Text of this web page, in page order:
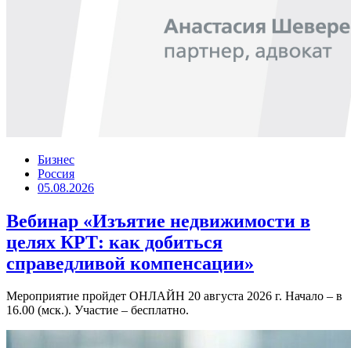
Бизнес
Россия
05.08.2026
Вебинар «Изъятие недвижимости в
целях КРТ: как добиться
справедливой компенсации»
Мероприятие пройдет ОНЛАЙН 20 августа 2026 г. Начало – в
16.00 (мск.). Участие – бесплатно.